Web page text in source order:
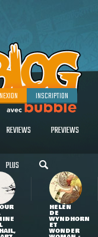
INSCRIPTION
REVIEWS PREVIEWS
PLUS
HELEN
DE
WYNDHORN
ET
WONDER